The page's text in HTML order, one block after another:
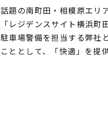
話題の南町田・相模原エリ
「レジデンスサイト横浜町
駐車場警備を担当する弊社
こととして、「快適」を提